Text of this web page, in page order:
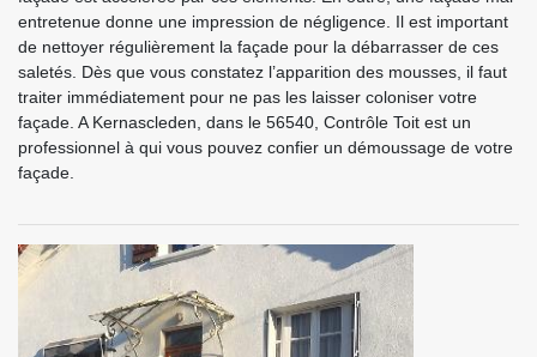
entretenue donne une impression de négligence. Il est important
de nettoyer régulièrement la façade pour la débarrasser de ces
saletés. Dès que vous constatez l’apparition des mousses, il faut
traiter immédiatement pour ne pas les laisser coloniser votre
façade. A Kernascleden, dans le 56540, Contrôle Toit est un
professionnel à qui vous pouvez confier un démoussage de votre
façade.